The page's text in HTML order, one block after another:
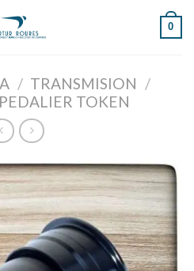
0
/ TRANSMISION /
PEDALIER TOKEN